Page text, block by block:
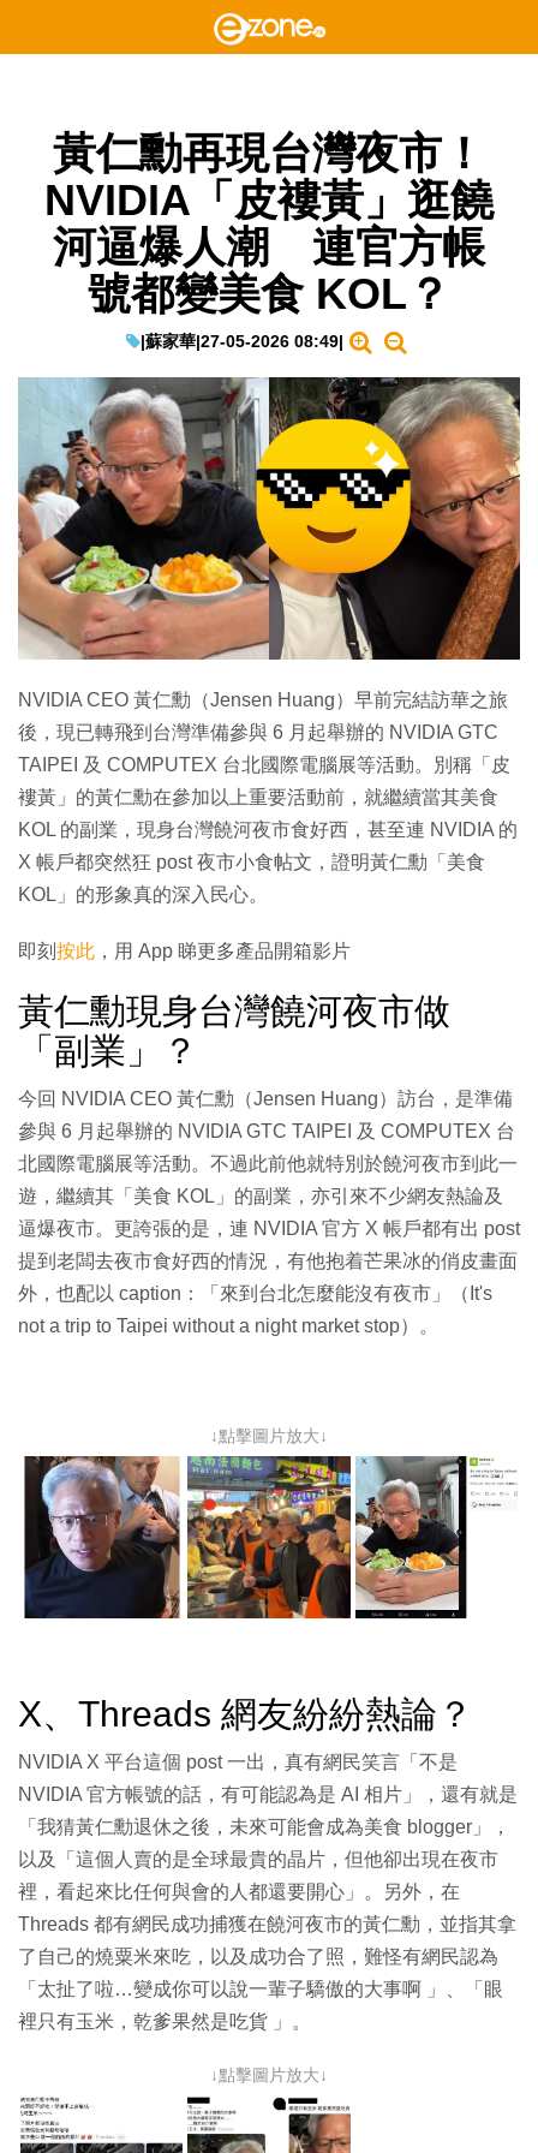
黃仁勳再現台灣夜市！
NVIDIA「皮褸黃」逛饒
河逼爆人潮 連官方帳
號都變美食 KOL？
|蘇家華|27-05-2026 08:49|
NVIDIA CEO 黃仁勳（Jensen Huang）早前完結訪華之旅
後，現已轉飛到台灣準備參與 6 月起舉辦的 NVIDIA GTC
TAIPEI 及 COMPUTEX 台北國際電腦展等活動。別稱「皮
褸黃」的黃仁勳在參加以上重要活動前，就繼續當其美食
KOL 的副業，現身台灣饒河夜市食好西，甚至連 NVIDIA 的
X 帳戶都突然狂 post 夜市小食帖文，證明黃仁勳「美食
KOL」的形象真的深入民心。
即刻 按此 ，用 App 睇更多產品開箱影片
黃仁勳現身台灣饒河夜市做
「副業」？
今回 NVIDIA CEO 黃仁勳（Jensen Huang）訪台，是準備
參與 6 月起舉辦的 NVIDIA GTC TAIPEI 及 COMPUTEX 台
北國際電腦展等活動。不過此前他就特別於饒河夜市到此一
遊，繼續其「美食 KOL」的副業，亦引來不少網友熱論及
逼爆夜市。更誇張的是，連 NVIDIA 官方 X 帳戶都有出 post
提到老闆去夜市食好西的情況，有他抱着芒果冰的俏皮畫面
外，也配以 caption：「來到台北怎麼能沒有夜市」（It's
not a trip to Taipei without a night market stop）。
↓點擊圖片放大↓
X、Threads 網友紛紛熱論？
NVIDIA X 平台這個 post 一出，真有網民笑言「不是
NVIDIA 官方帳號的話，有可能認為是 AI 相片」，還有就是
「我猜黃仁勳退休之後，未來可能會成為美食 blogger」，
以及「這個人賣的是全球最貴的晶片，但他卻出現在夜市
裡，看起來比任何與會的人都還要開心」。另外，在
Threads 都有網民成功捕獲在饒河夜市的黃仁勳，並指其拿
了自己的燒粟米來吃，以及成功合了照，難怪有網民認為
「 太扯了啦…變成你可以說一輩子驕傲的大事啊 」、「 眼
裡只有玉米，乾爹果然是吃貨 」。
↓點擊圖片放大↓